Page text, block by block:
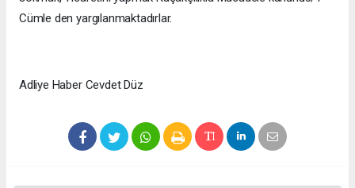
Cümle den yargılanmaktadırlar.
Adliye Haber Cevdet Düz